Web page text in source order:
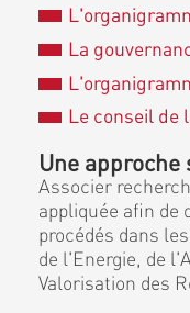
La
Le conseil de
Une approche
Associer
appliquée afin de
procédés dans
de l'Energie, de
Valorisation des